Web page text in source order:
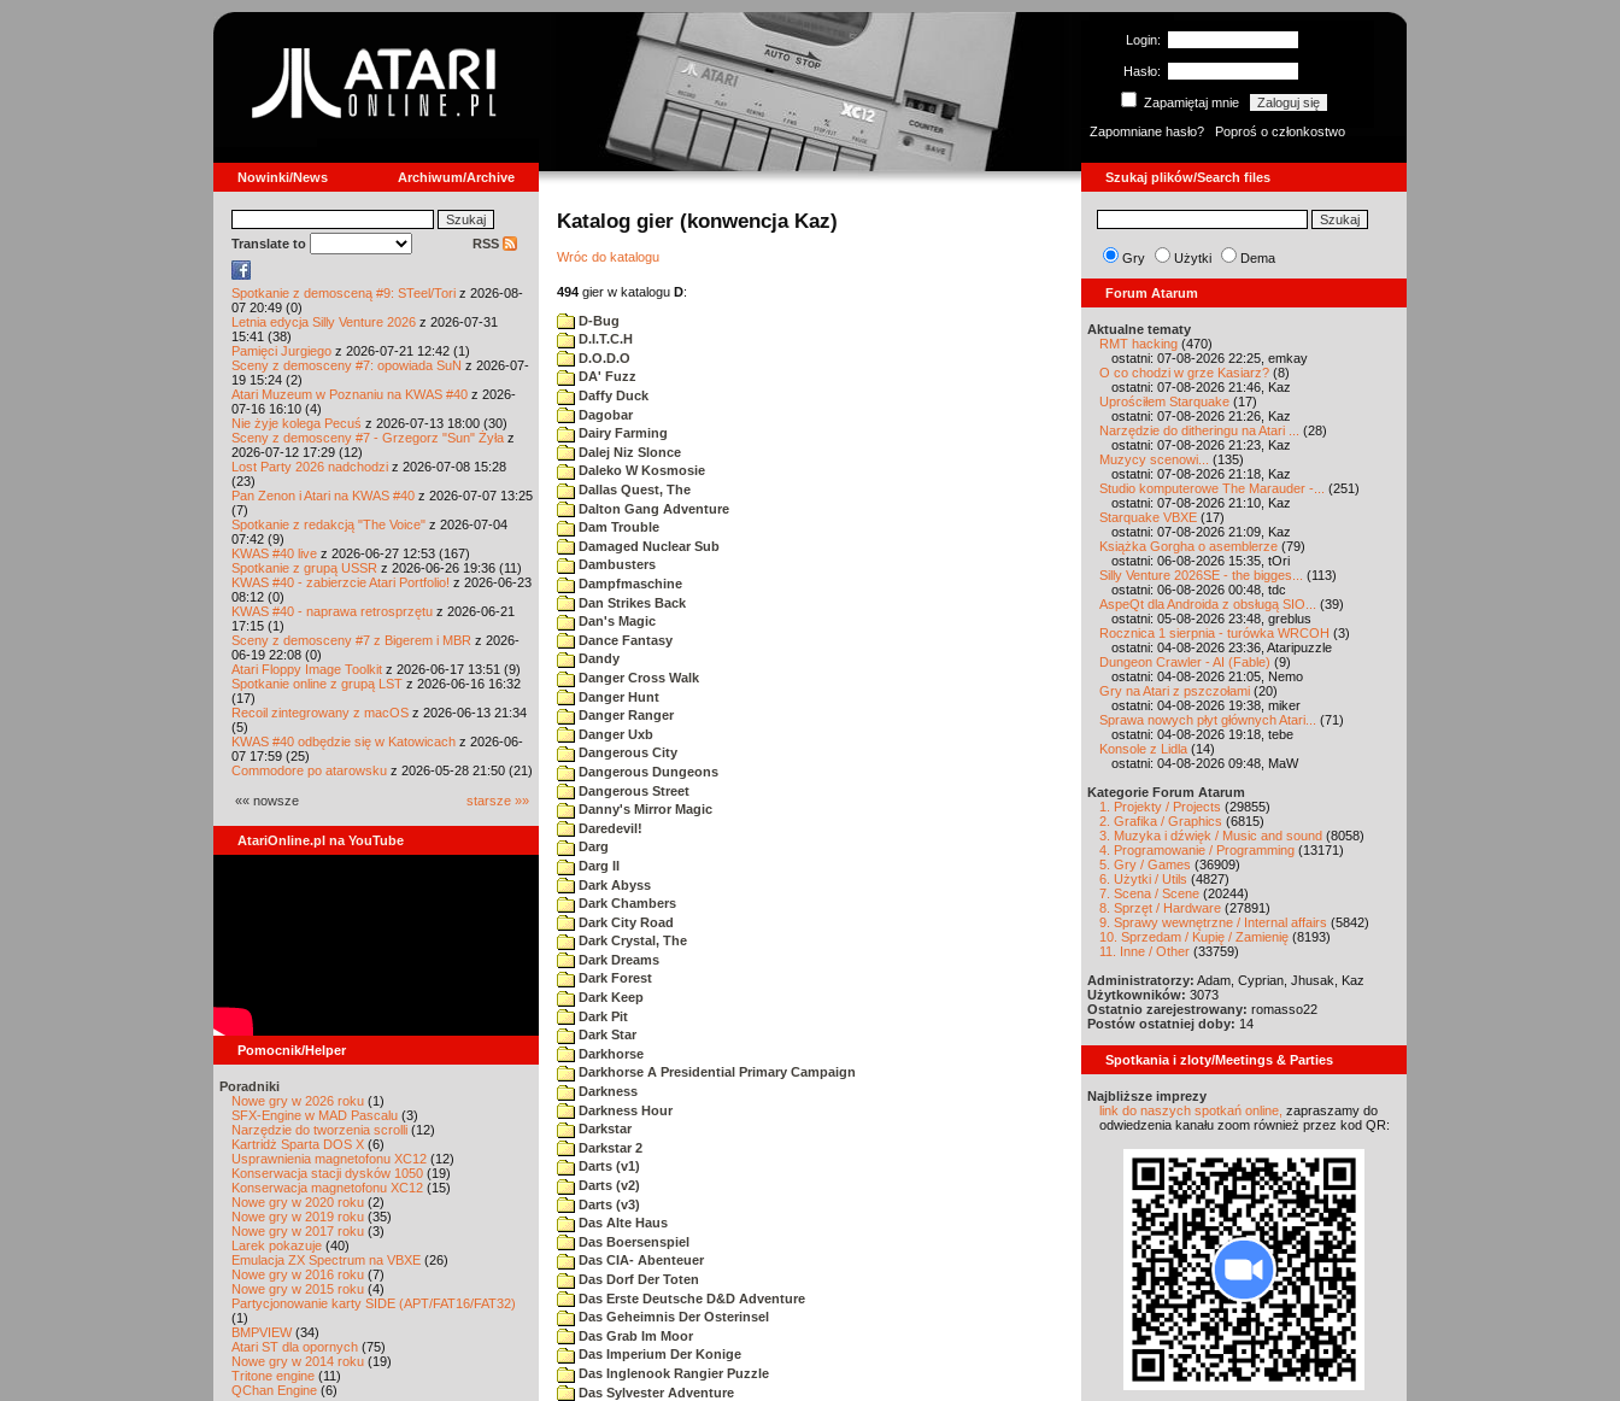
Login:
Hasło:
Zapamiętaj mnie
Zapomniane hasło?
Poproś o członkostwo
Nowinki/News Archiwum/Archive Szukaj plików/Search files
Translate to RSS
Spotkanie z demosceną #9: STeel/Tori z 2026-08-
07 20:49 (0)
Letnia edycja Silly Venture 2026 z 2026-07-31
15:41 (38)
Pamięci Jurgiego z 2026-07-21 12:42 (1)
Sceny z demosceny #7: opowiada SuN z 2026-07-
19 15:24 (2)
Atari Muzeum w Poznaniu na KWAS #40 z 2026-
07-16 16:10 (4)
Nie żyje kolega Pecuś z 2026-07-13 18:00 (30)
Sceny z demosceny #7 - Grzegorz "Sun" Żyła z
2026-07-12 17:29 (12)
Lost Party 2026 nadchodzi z 2026-07-08 15:28
(23)
Pan Zenon i Atari na KWAS #40 z 2026-07-07 13:25
(7)
Spotkanie z redakcją "The Voice" z 2026-07-04
07:42 (9)
KWAS #40 live z 2026-06-27 12:53 (167)
Spotkanie z grupą USSR z 2026-06-26 19:36 (11)
KWAS #40 - zabierzcie Atari Portfolio! z 2026-06-23
08:12 (0)
KWAS #40 - naprawa retrosprzętu z 2026-06-21
17:15 (1)
Sceny z demosceny #7 z Bigerem i MBR z 2026-
06-19 22:08 (0)
Atari Floppy Image Toolkit z 2026-06-17 13:51 (9)
Spotkanie online z grupą LST z 2026-06-16 16:32
(17)
Recoil zintegrowany z macOS z 2026-06-13 21:34
(5)
KWAS #40 odbędzie się w Katowicach z 2026-06-
07 17:59 (25)
Commodore po atarowsku z 2026-05-28 21:50 (21)
«« nowsze starsze »»
AtariOnline.pl na YouTube
Pomocnik/Helper
Poradniki
Nowe gry w 2026 roku (1)
SFX-Engine w MAD Pascalu (3)
Narzędzie do tworzenia scrolli (12)
Kartridż Sparta DOS X (6)
Usprawnienia magnetofonu XC12 (12)
Konserwacja stacji dysków 1050 (19)
Konserwacja magnetofonu XC12 (15)
Nowe gry w 2020 roku (2)
Nowe gry w 2019 roku (35)
Nowe gry w 2017 roku (3)
Larek pokazuje (40)
Emulacja ZX Spectrum na VBXE (26)
Nowe gry w 2016 roku (7)
Nowe gry w 2015 roku (4)
Partycjonowanie karty SIDE (APT/FAT16/FAT32)
(1)
BMPVIEW(34)
Atari ST dla opornych (75)
Nowe gry w 2014 roku (19)
Tritone engine (11)
QChan Engine (6)
Katalog gier (konwencja Kaz)
Wróc do katalogu
494 gier w katalogu D:
D-Bug
D.I.T.C.H
D.O.D.O
DA' Fuzz
Daffy Duck
Dagobar
Dairy Farming
Dalej Niz Slonce
Daleko W Kosmosie
Dallas Quest, The
Dalton Gang Adventure
Dam Trouble
Damaged Nuclear Sub
Dambusters
Dampfmaschine
Dan Strikes Back
Dan's Magic
Dance Fantasy
Dandy
Danger Cross Walk
Danger Hunt
Danger Ranger
Danger Uxb
Dangerous City
Dangerous Dungeons
Dangerous Street
Danny's Mirror Magic
Daredevil!
Darg
Darg II
Dark Abyss
Dark Chambers
Dark City Road
Dark Crystal, The
Dark Dreams
Dark Forest
Dark Keep
Dark Pit
Dark Star
Darkhorse
Darkhorse A Presidential Primary Campaign
Darkness
Darkness Hour
Darkstar
Darkstar 2
Darts (v1)
Darts (v2)
Darts (v3)
Das Alte Haus
Das Boersenspiel
Das CIA- Abenteuer
Das Dorf Der Toten
Das Erste Deutsche D&D Adventure
Das Geheimnis Der Osterinsel
Das Grab Im Moor
Das Imperium Der Konige
Das Inglenook Rangier Puzzle
Das Sylvester Adventure
Gry Użytki Dema
Forum Atarum
Aktualne tematy
RMT hacking (470)
ostatni: 07-08-2026 22:25, emkay
O co chodzi w grze Kasiarz? (8)
ostatni: 07-08-2026 21:46, Kaz
Uprościłem Starquake (17)
ostatni: 07-08-2026 21:26, Kaz
Narzędzie do ditheringu na Atari ...
(28)
ostatni: 07-08-2026 21:23, Kaz
Muzycy scenowi...
(135)
ostatni: 07-08-2026 21:18, Kaz
Studio komputerowe The Marauder -...
(251)
ostatni: 07-08-2026 21:10, Kaz
Starquake VBXE (17)
ostatni: 07-08-2026 21:09, Kaz
Książka Gorgha o asemblerze (79)
ostatni: 06-08-2026 15:35, tOri
Silly Venture 2026SE - the bigges...
(113)
ostatni: 06-08-2026 00:48, tdc
AspeQt dla Androida z obsługą SIO...
(39)
ostatni: 05-08-2026 23:48, greblus
Rocznica 1 sierpnia - turówka WRCOH (3)
ostatni: 04-08-2026 23:36, Ataripuzzle
Dungeon Crawler - AI (Fable) (9)
ostatni: 04-08-2026 21:05, Nemo
Gry na Atari z pszczołami (20)
ostatni: 04-08-2026 19:38, miker
Sprawa nowych płyt głównych Atari...
(71)
ostatni: 04-08-2026 19:18, tebe
Konsole z Lidla (14)
ostatni: 04-08-2026 09:48, MaW
Kategorie Forum Atarum
1. Projekty / Projects (29855)
2. Grafika / Graphics (6815)
3. Muzyka i dźwięk / Music and sound (8058)
4. Programowanie / Programming (13171)
5. Gry / Games (36909)
6. Użytki / Utils (4827)
7. Scena / Scene (20244)
8. Sprzęt / Hardware (27891)
9. Sprawy wewnętrzne / Internal affairs (5842)
10. Sprzedam / Kupię / Zamienię (8193)
11. Inne / Other (33759)
Administratorzy: Adam, Cyprian, Jhusak, Kaz
Użytkowników: 3073
Ostatnio zarejestrowany: romasso22
Postów ostatniej doby: 14
Spotkania i zloty/Meetings & Parties
Najbliższe imprezy
link do naszych spotkań online, zapraszamy do
odwiedzenia kanału zoom również przez kod QR: